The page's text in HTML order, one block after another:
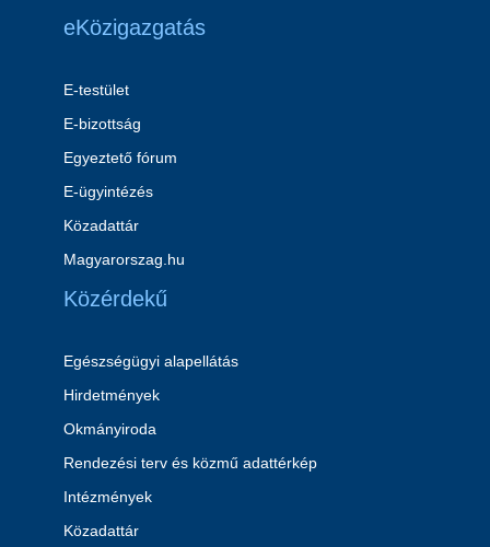
eKözigazgatás
E-testület
E-bizottság
Egyeztető fórum
E-ügyintézés
Közadattár
Magyarorszag.hu
Közérdekű
Egészségügyi alapellátás
Hirdetmények
Okmányiroda
Rendezési terv és közmű adattérkép
Intézmények
Közadattár